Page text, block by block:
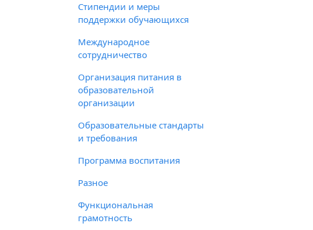
Стипендии и меры
поддержки обучающихся
Международное
сотрудничество
Организация питания в
образовательной
организации
Образовательные стандарты
и требования
Программа воспитания
Разное
Функциональная
грамотность